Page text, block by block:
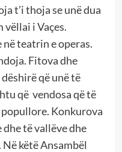
t’i thoja se unë dua
vëllai i Vaçes.
teatrin e operas.
Fitova dhe
që unë të
që vendosa që të
Konkurova
dhe të vallëve dhe
këtë Ansambël